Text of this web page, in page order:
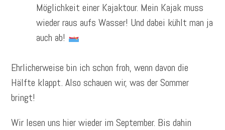
Möglichkeit einer Kajaktour. Mein Kajak muss
wieder raus aufs Wasser! Und dabei kühlt man ja
auch ab!
Ehrlicherweise bin ich schon froh, wenn davon die
Hälfte klappt. Also schauen wir, was der Sommer
bringt!
Wir lesen uns hier wieder im September. Bis dahin